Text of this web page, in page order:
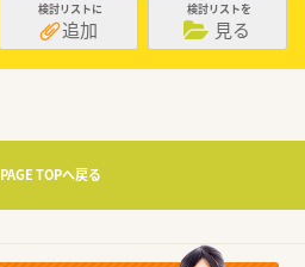
検討リストに
追加
検討リストを
見る
PAGE TOPへ戻る